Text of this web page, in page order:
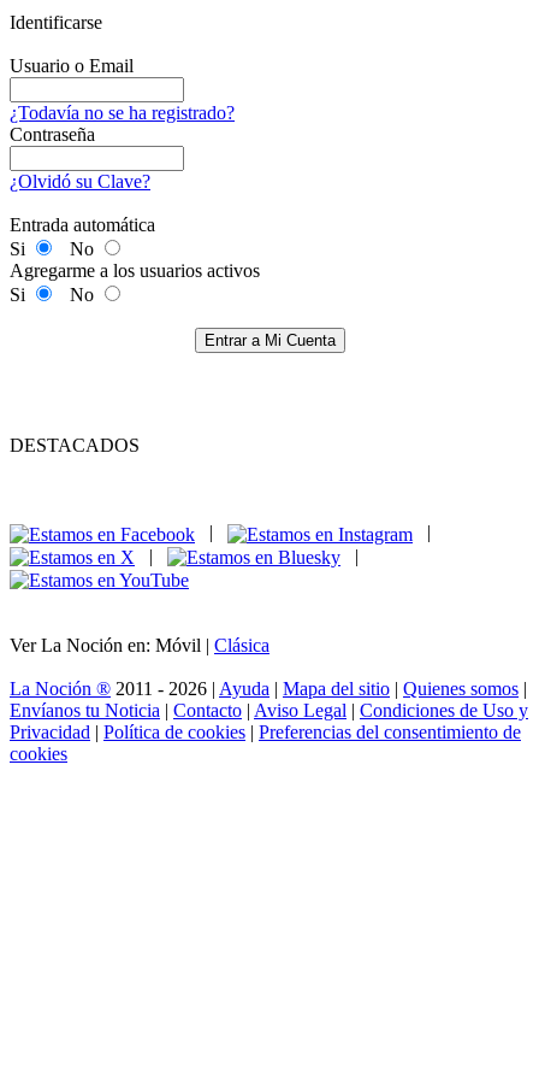
Identificarse
Usuario o Email
¿Todavía no se ha registrado?
Contraseña
¿Olvidó su Clave?
Entrada automática
Si
No
Agregarme a los usuarios activos
Si
No
Entrar a Mi Cuenta
DESTACADOS
|
|
Ver La Noción en: Móvil | Clásica
La Noción ® 2011 - 2026 | Ayuda | Mapa del sitio | Quienes somos |
Envíanos tu Noticia | Contacto | Aviso Legal | Condiciones de Uso y
Privacidad | Política de cookies | Preferencias del consentimiento de
cookies